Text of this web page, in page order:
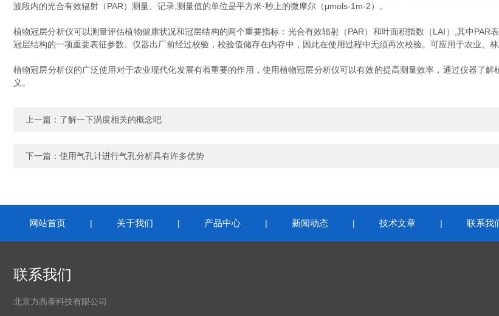
波段内的光合有效辐射（PAR）测量、记录,测量值的单位是平方米·秒上的微摩尔（μmols-1m-2）。
植物冠层分析仪可以测量评估植物健康状况和冠层结构的两个重要指标：光合有效辐射（PAR）和叶面积指数（LAI）,其中
冠层结构的一项重要表征参数。仪器出厂前经过校验，校验值储存在内存中，因此在使用过程中无须再次校验。可应用于农业、林
植物冠层分析仪的广泛使用对于农业现代化发展有着重要的作用，使用植物冠层分析仪可以有效的提高测量效率，通过仪器了
义。
上一篇： 了解一下涡度相关的概念吧
下一篇： 使用气孔计进行气孔分析具有许多优势
网站首页 | 关于我们 | 产品中心 | 新闻动态 | 技术文章 | 联系我
联系我们
北京力高泰科技有限公司